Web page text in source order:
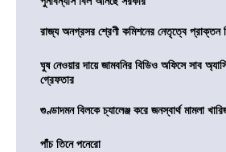
রাজ্য অনগ্রসর শ্রেণী কমিশনের নেতৃত্বে প্রাক্তন
ঘুষ নেওয়ার দায়ে জামবনির বিডিও অফিসে সাব
গ্রেফতার
গুণ্ডাদমন বিলকে চ্যালেঞ্জ করে জনস্বার্থ মামলা
পাঁচ তিনে পনেরো